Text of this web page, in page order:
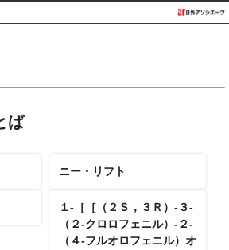
ば
ニー・リフト
１‐［［（２Ｓ，３Ｒ）‐３‐
（２‐クロロフェニル）‐２‐
（４‐フルオロフェニル）オ